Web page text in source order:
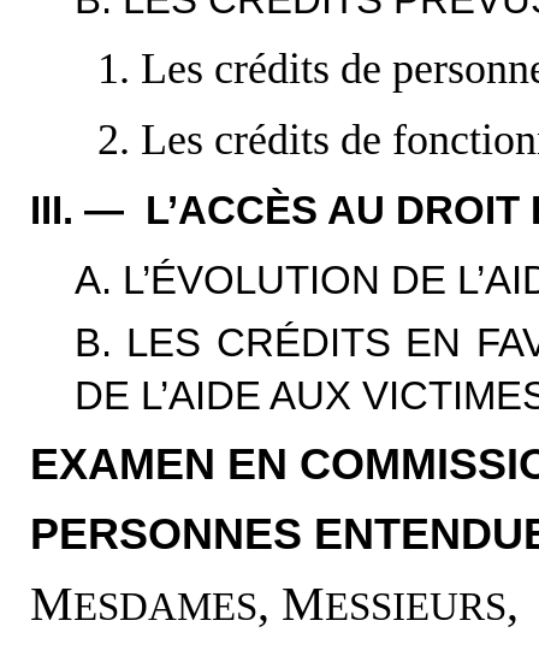
1. Les crédits de
2. Les crédits de
III. — L’ACCÈS AU DROIT
A. L’ÉVOLUTION DE
B. LES CRÉDITS EN
DE L’AIDE AUX
EXAMEN EN
PERSONNES
MESDAMES, MESSIEURS,